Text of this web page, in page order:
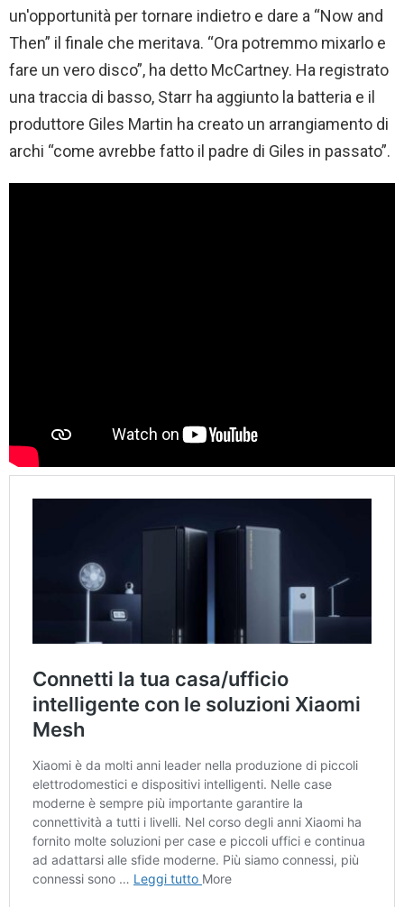
un'opportunità per tornare indietro e dare a “Now and
Then” il finale che meritava. “Ora potremmo mixarlo e
fare un vero disco”, ha detto McCartney. Ha registrato
una traccia di basso, Starr ha aggiunto la batteria e il
produttore Giles Martin ha creato un arrangiamento di
archi “come avrebbe fatto il padre di Giles in passato”.